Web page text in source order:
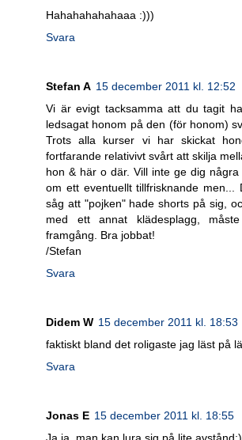
Hahahahahahaaa :)))
Svara
Stefan A 15 december 2011 kl. 12:52
Vi är evigt tacksamma att du tagit
ledsagat honom på den (för honom)
Trots alla kurser vi har skickat
fortfarande relativivt svårt att skilja
hon & här o där. Vill inte ge dig
om ett eventuellt tillfrisknande men...
såg att "pojken" hade shorts på sig,
med ett annat klädesplagg,
framgång. Bra jobbat!
/Stefan
Svara
Didem W 15 december 2011 kl. 18:53
faktiskt bland det roligaste jag läst på
Svara
Jonas E 15 december 2011 kl. 18:55